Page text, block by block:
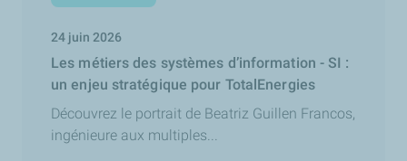
24 juin 2026
Les métiers des systèmes d’information - SI :
un enjeu stratégique pour TotalEnergies
Découvrez le portrait de Beatriz Guillen Francos,
ingénieure aux multiples...